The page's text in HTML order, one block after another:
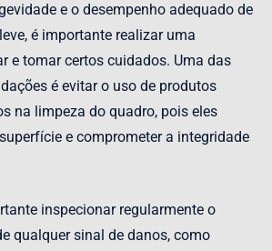
e o desempenho adequado de
é importante realizar uma
e tomar certos cuidados. Uma das
é evitar o uso de produtos
na limpeza do quadro, pois eles
e comprometer a integridade
inspecionar regularmente o
qualquer sinal de danos, como